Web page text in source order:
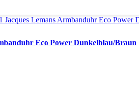
Eco Power Dunkelblau/Braun